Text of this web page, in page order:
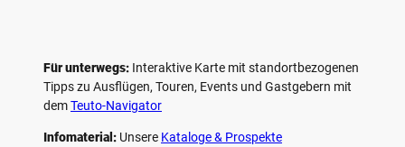
Für unterwegs: Interaktive Karte mit standort­bezogenen
Tipps zu Ausflügen, Touren, Events und Gastgebern mit
demTeuto-Navigator
Infomaterial: Unsere Kataloge & Prospekte